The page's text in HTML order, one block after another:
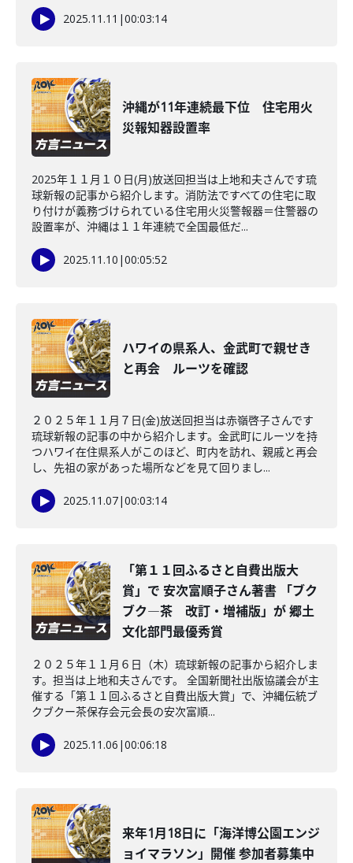
2025.11.11 |00:03:14
沖縄が11年連続最下位 住宅用火
災報知器設置率
2025年１１月１０日(月)放送回担当は上地和夫さんです琉
球新報の記事から紹介します。消防法ですべての住宅に取
り付けが義務づけられている住宅用火災警報器＝住警器の
設置率が、沖縄は１１年連続で全国最低だ...
2025.11.10 |00:05:52
ハワイの県系人、金武町で親せき
と再会 ルーツを確認
２０２５年１１月７日(金)放送回担当は赤嶺啓子さんです
琉球新報の記事の中から紹介します。金武町にルーツを持
つハワイ在住県系人がこのほど、町内を訪れ、親戚と再会
し、先祖の家があった場所などを見て回りまし...
2025.11.07|00:03:14
「第１１回ふるさと自費出版大
賞」で 安次富順子さん著書 「ブク
ブク―茶 改訂・増補版」が 郷土
文化部門最優秀賞
２０２５年１１月６日（木）琉球新報の記事から紹介しま
す。担当は上地和夫さんです。 全国新聞社出版協議会が主
催する「第１１回ふるさと自費出版大賞」で、沖縄伝統ブ
クブクー茶保存会元会長の安次富順...
2025.11.06 |00:06:18
来年1月18日に「海洋博公園エンジ
ョイマラソン」開催 参加者募集中